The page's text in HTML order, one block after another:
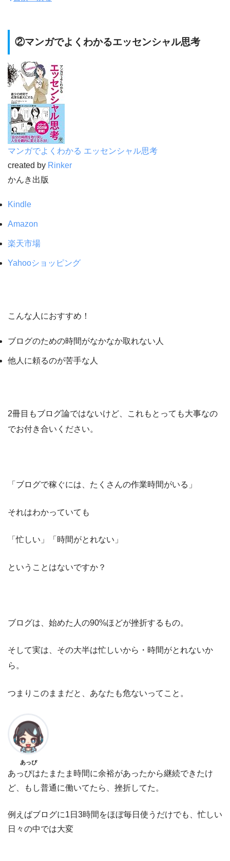
②マンガでよくわかるエッセンシャル思考
マンガでよくわかる エッセンシャル思考
created by Rinker
かんき出版
Kindle
Amazon
楽天市場
Yahooショッピング
こんな人におすすめ！
ブログのための時間がなかなか取れない人
他人に頼るのが苦手な人
2冊目もブログ論ではないけど、これもとっても大事なの
でお付き合いください。
「ブログで稼ぐには、たくさんの作業時間がいる」
それはわかっていても
「忙しい」「時間がとれない」
ということはないですか？
ブログは、始めた人の90%ほどが挫折するもの。
そして実は、その大半は忙しいから・時間がとれないか
ら。
つまりこのままだと、あなたも危ないってこと。
あっぴ
あっぴはたまたま時間に余裕があったから継続できたけ
ど、もし普通に働いてたら、挫折してた。
例えばブログに1日3時間をほぼ毎日使うだけでも、忙しい
日々の中では大変